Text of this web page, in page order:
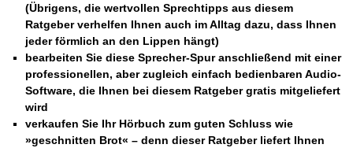
(Übrigens, die wertvollen Sprechtipps aus diesem
Ratgeber verhelfen Ihnen auch im Alltag dazu, dass Ihnen
jeder förmlich an den Lippen hängt)
bearbeiten Sie diese Sprecher-Spur anschließend mit einer
professionellen, aber zugleich einfach bedienbaren Audio-
Software, die Ihnen bei diesem Ratgeber gratis mitgeliefert
wird
verkaufen Sie Ihr Hörbuch zum guten Schluss wie
»geschnitten Brot« – denn dieser Ratgeber liefert Ihnen